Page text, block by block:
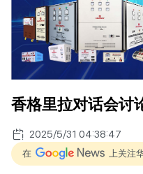
香格里拉对话会讨
2025/5/31 04:38:47
在 上关注